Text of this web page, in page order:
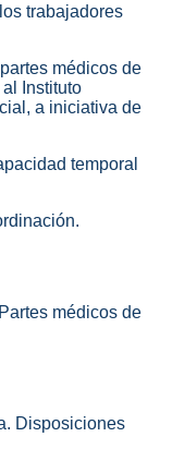
trabajadores
médicos de
Instituto
a iniciativa de
temporal
médicos de
Disposiciones